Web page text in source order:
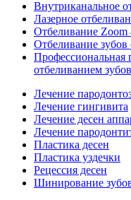
Внутриканальное
Лазерное
Отбеливание Zoom
Отбеливание
Профессиональная
отбеливанием зубов
Лечение
Лечение гингивита
Лечение десен
Лечение
Пластика десен
Пластика уздечки
Рецессия десен
Шинирование